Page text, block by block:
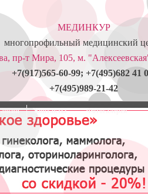
МЕДИНКУР
многопрофильный медицинский
пр-т Мира, 105, м.
+7(917)565-60-99; +7(495)682 41
+7(495)989-21-42
Контакты Фотогалерея